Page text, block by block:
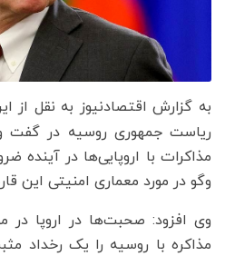
به گزارش اقتصادنیوز به نقل از
ریاست جمهوری روسیه در گفت
مذاکرات با اروپایی‌ها در آینده
وگو در مورد معماری امنیتی این
وی افزود: صحبت‌ها در اروپا در
مذاکره با روسیه را یک رخداد